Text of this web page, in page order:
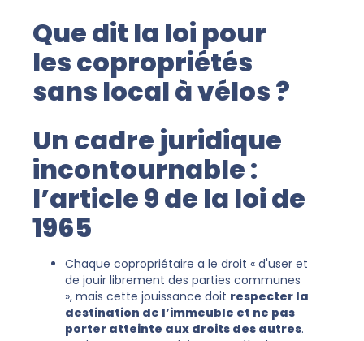
Que dit la loi pour
les copropriétés
sans local à vélos ?
Un cadre juridique
incontournable :
l’article 9 de la loi de
1965
Chaque copropriétaire a le droit « d'user et
de jouir librement des parties communes
», mais cette jouissance doit respecter la
destination de l’immeuble et ne pas
porter atteinte aux droits des autres.